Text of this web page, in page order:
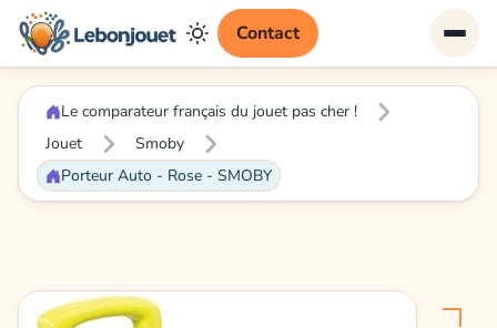
Contact
Le comparateur français du jouet pas cher !
Jouet
Smoby
Porteur Auto - Rose - SMOBY